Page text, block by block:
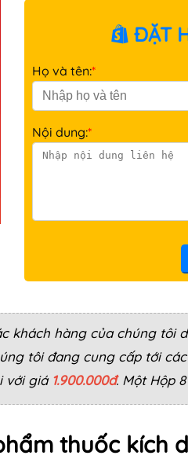
ĐẶT
Họ và tên:*
Nội dung:*
khách hàng của chúng tôi
tôi đang cung cấp tới
với giá 1.900.000đ. Một Hộp
thuốc kích